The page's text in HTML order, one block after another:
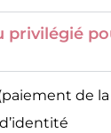
privilégié
de